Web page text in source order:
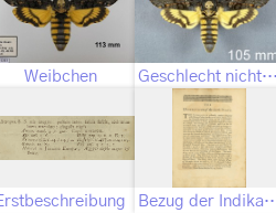
Weibchen Geschlecht nicht
Bezug der